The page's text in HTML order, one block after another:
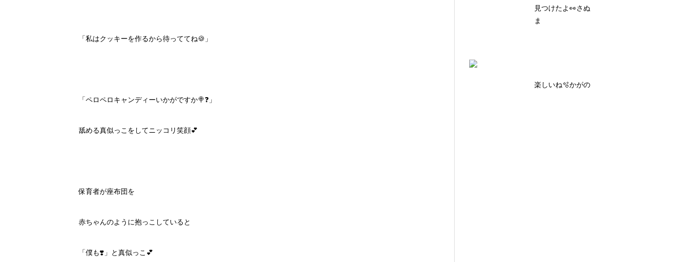
「私はクッキーを作るから待っててね🍪」
「ペロペロキャンディーいかがですか🍭❓」
舐める真似っこをしてニッコリ笑顔💕
保育者が座布団を
赤ちゃんのように抱っこしていると
「僕も❣️」と真似っこ💕
見つけたよ👀さぬ
ま
楽しいね🫧かがの